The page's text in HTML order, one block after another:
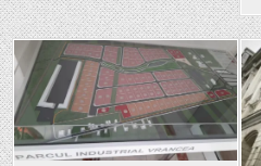
obligatorie
și
la
automatele
comerciale
Posted
in